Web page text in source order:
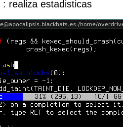
: realiza estadisticas